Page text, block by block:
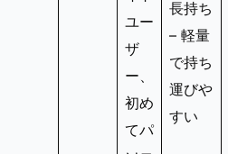
ユー
ザ
ー、
初め
てパ
長持ち
– 軽量
で持ち
運びや
すい